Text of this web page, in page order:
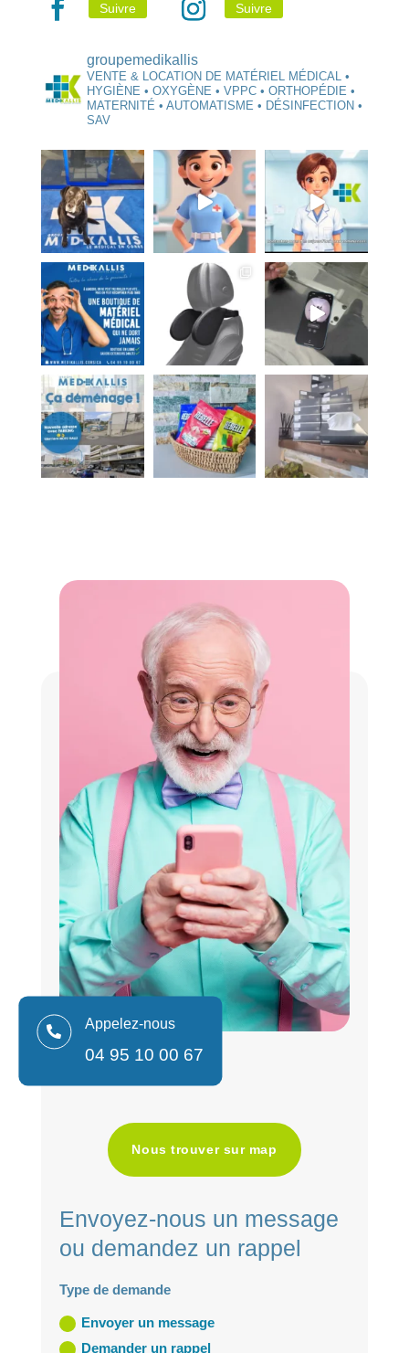
Suivre Suivre
groupemedikallis
VENTE & LOCATION DE MATÉRIEL MÉDICAL •
HYGIÈNE • OXYGÈNE • VPPC • ORTHOPÉDIE •
MATERNITÉ • AUTOMATISME • DÉSINFECTION •
SAV
 Appelez-nous
04 95 10 00 67
Nous trouver sur map
Envoyez-nous un message
ou demandez un rappel
Type de demande
Envoyer un message
Demander un rappel